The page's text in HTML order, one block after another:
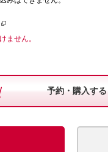
ません。
予約・購入する